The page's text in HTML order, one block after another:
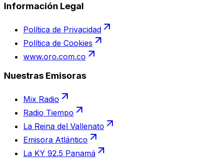
Información Legal
Política de Privacidad
Política de Cookies
www.oro.com.co
Nuestras Emisoras
Mix Radio
Radio Tiempo
La Reina del Vallenato
Emisora Atlántico
La KY 92.5 Panamá